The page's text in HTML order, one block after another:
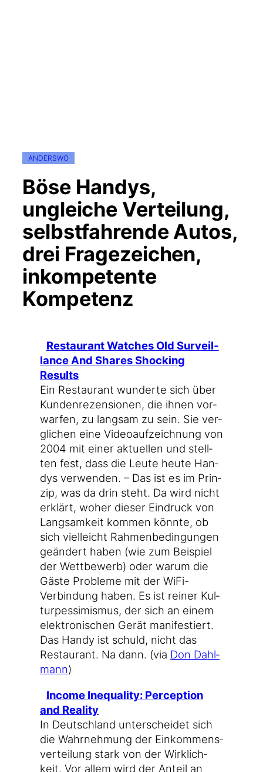
ANDERSWO
Böse Handys,
ungleiche Verteilung,
selbstfahrende Autos,
drei Fragezeichen,
inkompetente
Kompetenz
Restau­rant Wat­ches Old Sur­veil­
lan­ce And Shares Sho­cking
Results
Ein Restau­rant wun­der­te sich über
Kun­den­re­zen­sio­nen, die ihnen vor­
war­fen, zu lang­sam zu sein. Sie ver­
gli­chen eine Video­auf­zeich­nung von
2004 mit einer aktu­el­len und stell­
ten fest, dass die Leu­te heu­te Han­
dys ver­wen­den. – Das ist es im Prin­
zip, was da drin steht. Da wird nicht
erklärt, woher die­ser Ein­druck von
Lang­sam­keit kom­men könn­te, ob
sich viel­leicht Rah­men­be­din­gun­gen
geän­dert haben (wie zum Bei­spiel
der Wett­be­werb) oder war­um die
Gäs­te Pro­ble­me mit der WiFi-
Verbindung haben. Es ist rei­ner Kul­
tur­pes­si­mis­mus, der sich an einem
elek­tro­ni­schen Gerät mani­fes­tiert.
Das Han­dy ist schuld, nicht das
Restau­rant. Na dann. (via Don Dah­l­
mann)
Inco­me Ine­qua­li­ty: Per­cep­ti­on
and Reality
In Deutsch­land unter­schei­det sich
die Wahr­neh­mung der Ein­kom­mens­
ver­tei­lung stark von der Wirk­lich­
keit. Vor allem wird der Anteil an